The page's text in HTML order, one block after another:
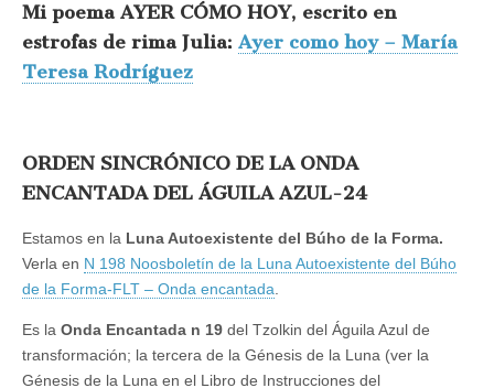
Mi poema AYER CÓMO HOY, escrito en
estrofas de rima Julia: Ayer como hoy – María
Teresa Rodríguez
ORDEN SINCRÓNICO DE LA ONDA
ENCANTADA DEL ÁGUILA AZUL-24
Estamos en la Luna Autoexistente del Búho de la Forma.
Verla en N 198 Noosboletín de la Luna Autoexistente del Búho
de la Forma-FLT – Onda encantada
Es la Onda Encantada n 19 del Tzolkin del Águila Azul de
transformación; la tercera de la Génesis de la Luna (ver la
Génesis de la Luna en el Libro de Instrucciones del